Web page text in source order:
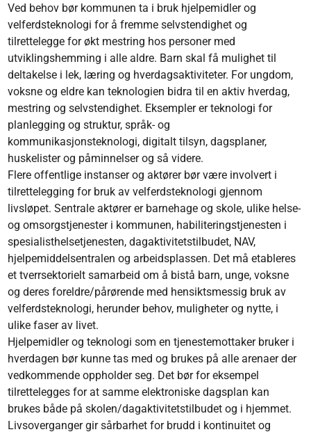
Ved behov bør kommunen ta i bruk hjelpemidler og
velferdsteknologi for å fremme selvstendighet og
tilrettelegge for økt mestring hos personer med
utviklingshemming i alle aldre. Barn skal få mulighet til
deltakelse i lek, læring og hverdagsaktiviteter. For ungdom,
voksne og eldre kan teknologien bidra til en aktiv hverdag,
mestring og selvstendighet. Eksempler er teknologi for
planlegging og struktur, språk- og
kommunikasjonsteknologi, digitalt tilsyn, dagsplaner,
huskelister og påminnelser og så videre.
Flere offentlige instanser og aktører bør være involvert i
tilrettelegging for bruk av velferdsteknologi gjennom
livsløpet. Sentrale aktører er barnehage og skole, ulike helse-
og omsorgstjenester i kommunen, habiliteringstjenesten i
spesialisthelsetjenesten, dagaktivitetstilbudet, NAV,
hjelpemiddelsentralen og arbeidsplassen. Det må etableres
et tverrsektorielt samarbeid om å bistå barn, unge, voksne
og deres foreldre/pårørende med hensiktsmessig bruk av
velferdsteknologi, herunder behov, muligheter og nytte, i
ulike faser av livet.
Hjelpemidler og teknologi som en tjenestemottaker bruker i
hverdagen bør kunne tas med og brukes på alle arenaer der
vedkommende oppholder seg. Det bør for eksempel
tilrettelegges for at samme elektroniske dagsplan kan
brukes både på skolen/dagaktivitetstilbudet og i hjemmet.
Livsoverganger gir sårbarhet for brudd i kontinuitet og